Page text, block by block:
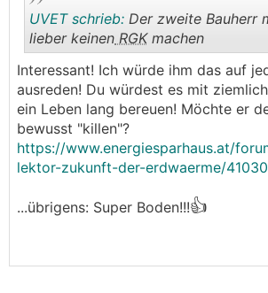
..
UVET schrieb: Der zweite Bauherr
lieber keinen RGKmachen
Interessant! Ich würde ihm das auf
ausreden! Du würdest es mit
ein Leben lang bereuen! Möchte er
bewusst "killen"?
https://www.energiesparhaus.at/
lektor-zukunft-der-erdwaerme/41030
...übrigens: Super Boden!!!👍